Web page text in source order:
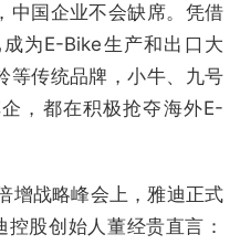
中国企业不会缺席。凭借
为E-Bike生产和出口大
等传统品牌，小牛、九号
，都在积极抢夺海外E-
增战略峰会上，雅迪正式
股创始人董经贵直言：